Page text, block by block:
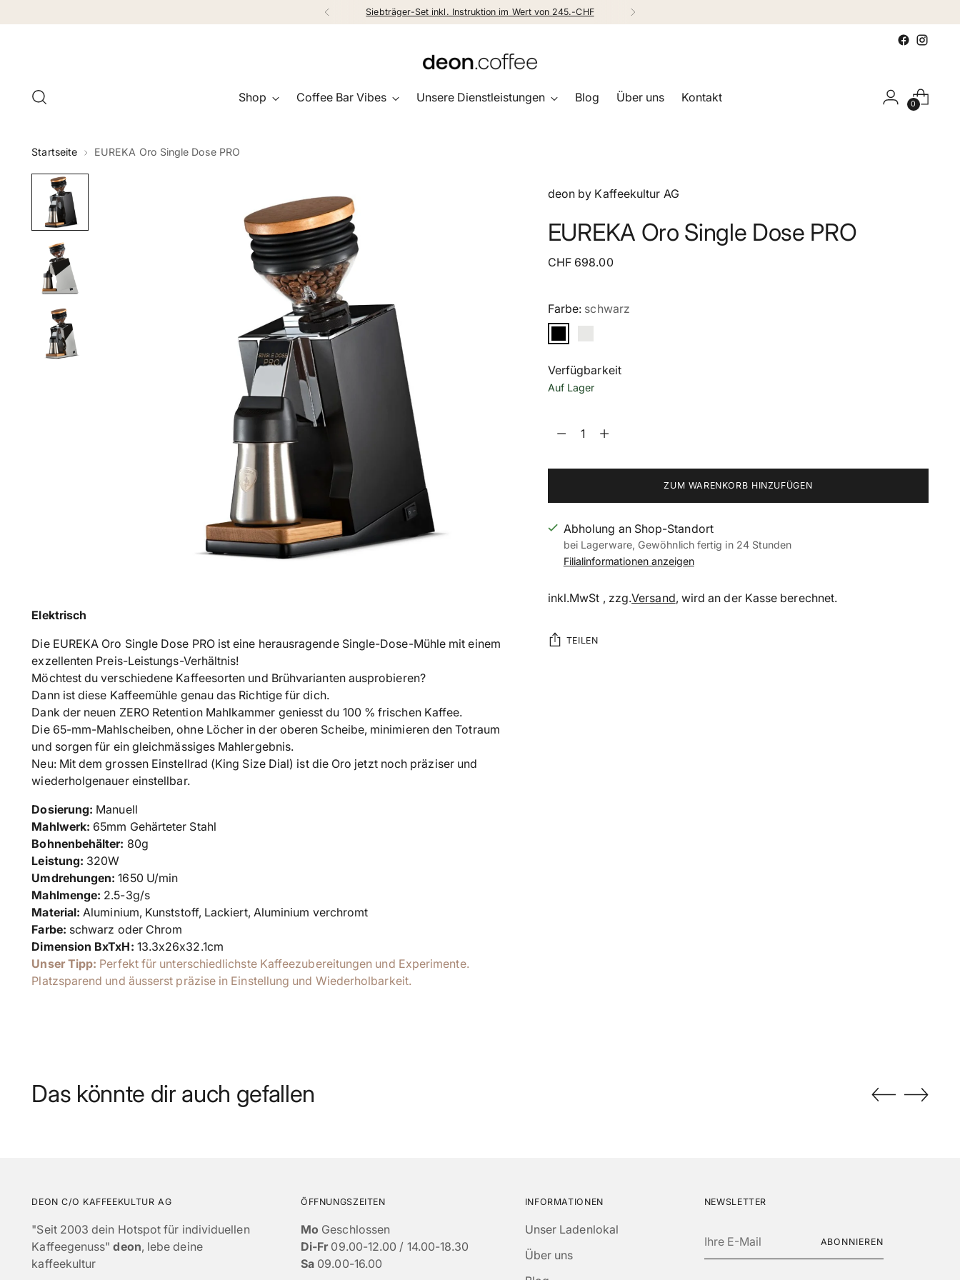
Siebträger-Set inkl. Instruktion im Wert von 245.-CHF
Shop Coffee Bar Vibes Unsere Dienstleistungen Blog Über uns Kontakt 0
Startseite EUREKA Oro Single Dose PRO
Elektrisch
Die EUREKA Oro Single Dose PRO ist eine herausragende Single-Dose-Mühle mit einem
exzellenten Preis-Leistungs-Verhältnis!
Möchtest du verschiedene Kaffeesorten und Brühvarianten ausprobieren?
Dann ist diese Kaffeemühle genau das Richtige für dich.
Dank der neuen ZERO Retention Mahlkammer geniesst du 100 % frischen Kaffee.
Die 65-mm-Mahlscheiben, ohne Löcher in der oberen Scheibe, minimieren den Totraum
und sorgen für ein gleichmässiges Mahlergebnis.
Neu: Mit dem grossen Einstellrad (King Size Dial) ist die Oro jetzt noch präziser und
wiederholgenauer einstellbar.
Dosierung: Manuell
Mahlwerk: 65mm Gehärteter Stahl
Bohnenbehälter: 80g
Leistung: 320W
Umdrehungen: 1650U/min
Mahlmenge: 2.5-3g/s
Material: Aluminium, Kunststoff, Lackiert, Aluminium verchromt
Farbe: schwarz oder Chrom
Dimension BxTxH: 13.3x26x32.1cm
Unser Tipp: Perfekt für unterschiedlichste Kaffeezubereitungen und Experimente.
Platzsparend und äusserst präzise in Einstellung und Wiederholbarkeit.
deon by Kaffeekultur AG
EUREKA Oro Single Dose PRO
Regulärer
CHF 698.00
Farbe: schwarz
Verfügbarkeit
Auf Lager
Menge
ZUM WARENKORB HINZUFÜGEN
Abholung an Shop-Standort
bei Lagerware, Gewöhnlich fertig in 24 Stunden
Filialinformationen anzeigen
inkl.MwSt , zzg.Versand, wird an der Kasse berechnet.
TEILEN
Das könnte dir auch gefallen
DEON C/O KAFFEEKULTUR AG
"Seit 2003 dein Hotspot für individuellen
Kaffeegenuss"deon, lebe deine
kaffeekultur
ÖFFNUNGSZEITEN
Mo Geschlossen
Di-Fr09.00-12.00 / 14.00-18.30
Sa 09.00-16.00
INFORMATIONEN
Unser Ladenlokal
Über uns
NEWSLETTER
E-
ABONNIEREN